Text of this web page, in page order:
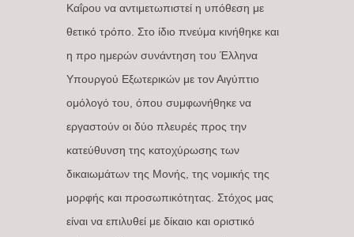
Καΐρου να αντιμετωπιστεί η υπόθεση με
θετικό τρόπο. Στο ίδιο πνεύμα κινήθηκε και
η προ ημερών συνάντηση του Έλληνα
Υπουργού Εξωτερικών με τον Αιγύπτιο
ομόλογό του, όπου συμφωνήθηκε να
εργαστούν οι δύο πλευρές προς την
κατεύθυνση της κατοχύρωσης των
δικαιωμάτων της Μονής, της νομικής της
μορφής και προσωπικότητας. Στόχος μας
είναι να επιλυθεί με δίκαιο και οριστικό